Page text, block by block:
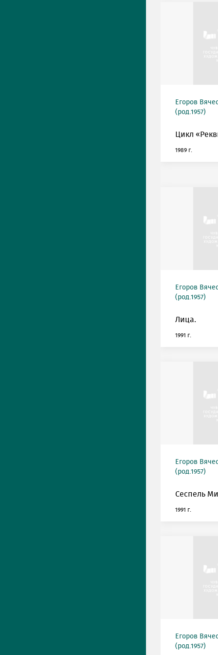
Егоров
(род.1957)
Цикл
1989 г.
Егоров
(род.1957)
Лица.
1991 г.
Егоров
(род.1957)
Сеспель
1991 г.
Егоров
(род.1957)